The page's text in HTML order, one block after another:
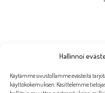
Hallinnoi
Käytämme sivustollamme evästeitä
käyttökokemuksen. Käsittelemme